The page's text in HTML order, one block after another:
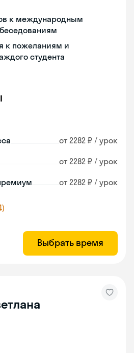
к международным
к пожеланиям и
студента
от 2282 ₽ / урок
от 2282 ₽ / урок
от 2282 ₽ / урок
Выбрать время